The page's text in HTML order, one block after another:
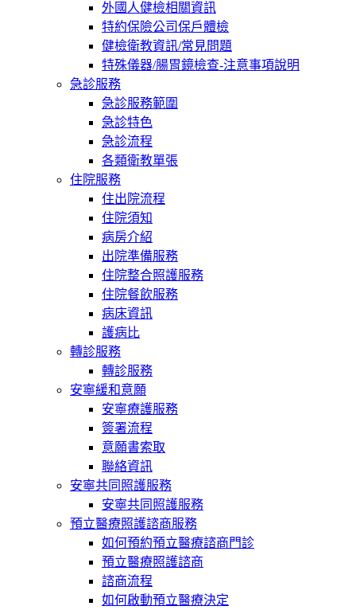
外國人健檢相關資訊
特約保險公司保戶體檢
健檢衛教資訊/常見問題
特殊儀器/腸胃鏡檢查-注意事項說明
急診服務
急診服務範圍
急診特色
急診流程
各類衛教單張
住院服務
住出院流程
住院須知
病房介紹
出院準備服務
住院整合照護服務
住院餐飲服務
病床資訊
護病比
轉診服務
轉診服務
安寧緩和意願
安寧療護服務
簽署流程
意願書索取
聯絡資訊
安寧共同照護服務
安寧共同照護服務
預立醫療照護諮商服務
如何預約預立醫療諮商門診
預立醫療照護諮商
諮商流程
如何啟動預立醫療決定